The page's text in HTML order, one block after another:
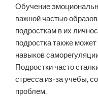
Обучение
важной частью
подросткам в их
подростка также
навыков
Подростки часто
стресса из-за учебы,
проблем.